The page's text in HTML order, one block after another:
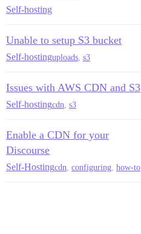
Self-hosting
Unable to setup S3 bucket
Self-hostinguploads s3
Issues with AWS CDN and S3
Self-hostingcdn s3
Enable a CDN for your
Discourse
Self-Hostingcdn configuring how-to